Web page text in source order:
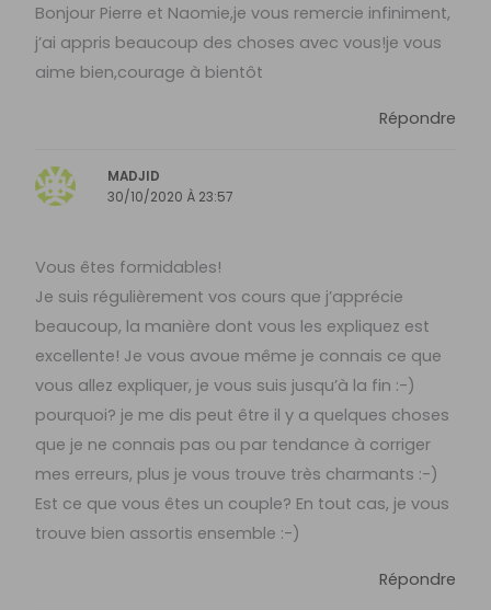
Bonjour Pierre et Naomie,je vous remercie infiniment,
j’ai appris beaucoup des choses avec vous!je vous
aime bien,courage à bientôt
Répondre
MADJID
30/10/2020 À 23:57
Vous êtes formidables!
Je suis régulièrement vos cours que j’apprécie
beaucoup, la manière dont vous les expliquez est
excellente! Je vous avoue même je connais ce que
vous allez expliquer, je vous suis jusqu’à la fin :-)
pourquoi? je me dis peut être il y a quelques choses
que je ne connais pas ou par tendance à corriger
mes erreurs, plus je vous trouve très charmants :-)
Est ce que vous êtes un couple? En tout cas, je vous
trouve bien assortis ensemble :-)
Répondre